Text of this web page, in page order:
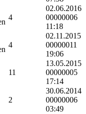
4
02.06.2016
00000006
11:18
4
02.11.2015
00000011
19:06
11
13.05.2015
00000005
17:14
2
30.06.2014
00000006
03:49